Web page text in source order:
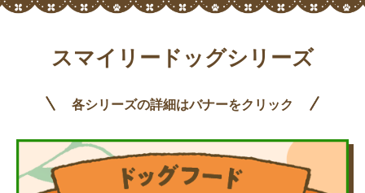
スマイリードッグシリーズ
各シリーズの詳細はバナーをクリック